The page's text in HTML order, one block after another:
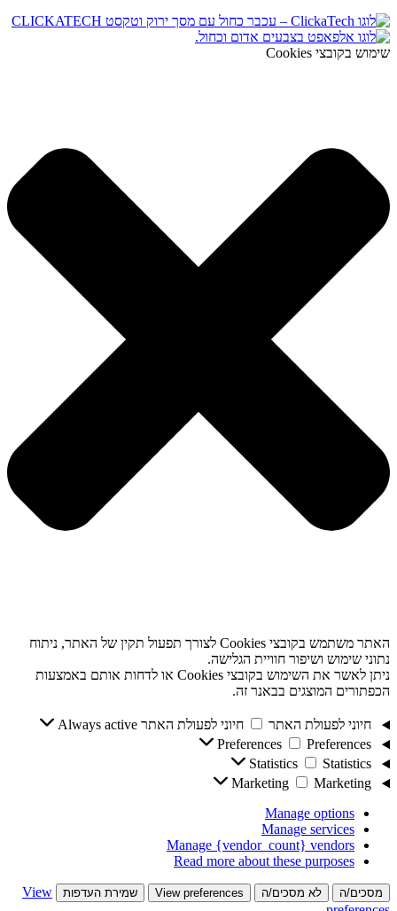
שימוש בקובצי Cookies
האתר משתמש בקובצי Cookies לצורך תפעול תקין של האתר, ניתוח
נתוני שימוש ושיפור חוויית הגלישה.
ניתן לאשר את השימוש בקובצי Cookies או לדחות אותם באמצעות
הכפתורים המוצגים בבאנר זה.
חיוני לפעולת האתר חיוני לפעולת האתר Always active
Preferences
Preferences
Statistics
Statistics
Marketing
Marketing
Manage options
Manage services
Manage {vendor_count} vendors
Read more about these purposes
מסכים/ה לא מסכים/ה View preferences שמירת העדפות
View